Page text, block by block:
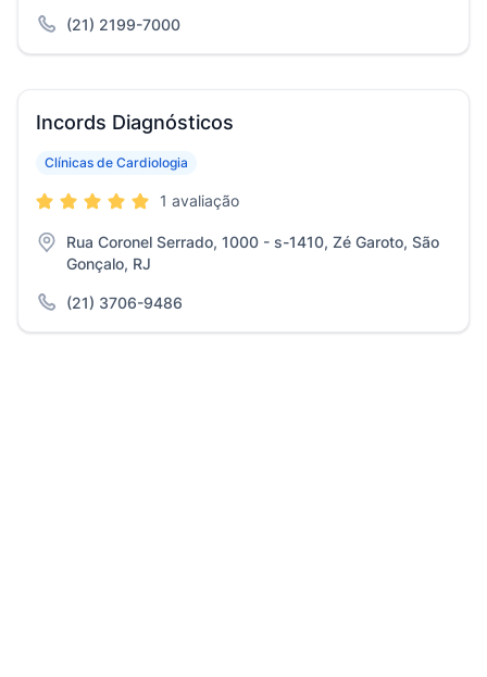
(21) 2199-7000
Incords Diagnósticos
Clínicas de Cardiologia
1 avaliação
Rua Coronel Serrado, 1000 - s-1410, Zé Garoto, São
Gonçalo, RJ
(21) 3706-9486